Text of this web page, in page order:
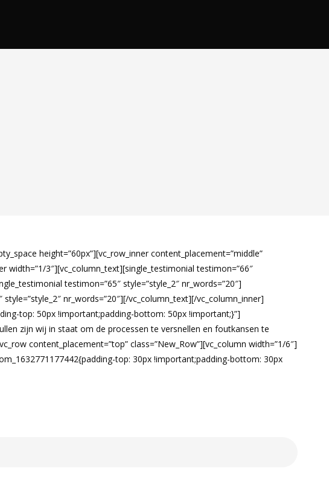
height=”60px”][vc_row_inner content_placement=”middle”
width=”1/3″][vc_column_text][single_testimonial testimon=”66″
testimon=”65″ style=”style_2″ nr_words=”20″]
nr_words=”20″][/vc_column_text][/vc_column_inner]
top: 50px !important;padding-bottom: 50px !important;}”]
zijn wij in staat om de processen te versnellen en foutkansen te
content_placement=”top” class=”New_Row”][vc_column width=”1/6″]
top: 30px !important;padding-bottom: 30px